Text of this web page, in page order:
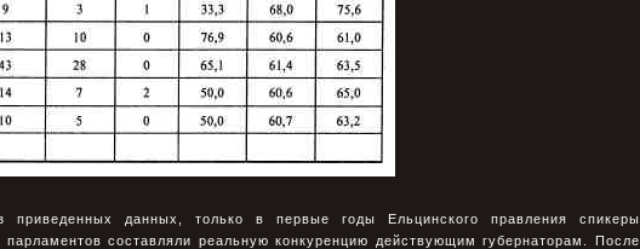
приведенных данных, только в первые годы Ельцинского правления спикеры
парламентов составляли реальную конкуренцию действующим губернаторам. После